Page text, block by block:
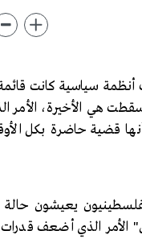
أنظمة سياسية كانت
هي الأخيرة،
قضية حاضرة بكل
يعيشون
الأمر الذي أضعف